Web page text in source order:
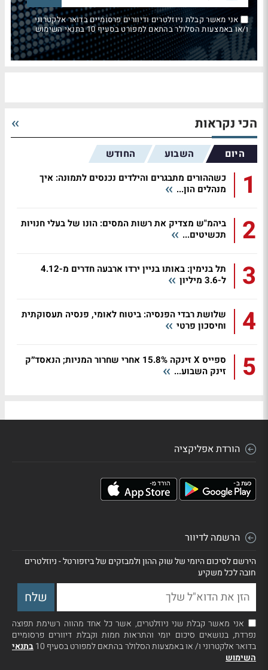
אני מאשר קבלת ניוזלטרים ודיוורים פרסומיים בדואר אלקטרוני
ו/או באמצעות הסלולר בהתאם למפורט בסעיף 10 בתנאי השימוש
הכי נקראות
היום השבוע החודש
1
כשההורים מתבגרים והילדים נכנסים לתמונה: איך
מנהלים הון...
2
ביהמ"ש מצדיק את רשות המסים: הונו של בעלי חנויות
תכשיטים...
3
תל בנימין: באותו בניין ירדו ארבעה חדרים מ-4.12
ל-3.6 מיליון
4
שלושת רבדי הפנסיה: ביטוח לאומי, פנסיה תעסוקתית
וחיסכון פרטי
5
ספייס X זינקה 15.8% אחרי שחרור המניות; הנאסד״ק
זינק השבוע...
הורדת אפליקציה
הרשמה לדיוור
הירשם לסיכום היומי של שוק ההון ולמבזקים של ביזפורטל - ניוזלטרים
חובה לכל משקיע
אני מאשר קבלת שני ניוזלטרים, אשר כל אחד מהווה רשימת תפוצה
נפרדת, בנושאים סיכום יומי והתראות חמות וקבלת דיוורים פרסומיים
בדואר אלקטרוני ו/ או באמצעות הסלולר בהתאם למפורט בסעיף 10
בתנאי
השימוש